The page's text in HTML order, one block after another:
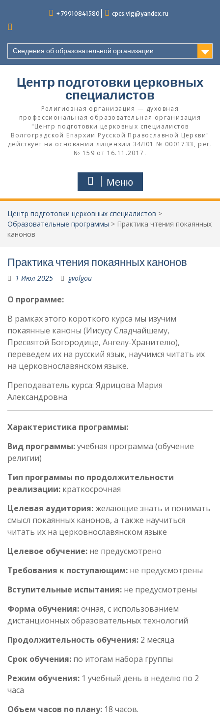
содержимому
+79910841580 cpcs.vlg@yandex.ru
Сведения об образовательной организации
Центр подготовки церковных
специалистов
Религиозная организация — духовная
профессиональная образовательная организация
"Центр подготовки церковных специалистов
Волгоградской Eпархии Русской Православной Церкви"
действует на основании лицензии 34Л01 № 0001733, рег.
№ 159 от 16.11.2017.
Меню
Центр подготовки церковных специалистов >
Образовательные программы > Практика чтения покаянных
канонов
Практика чтения покаянных канонов
1 Июл 2025 gvolgou
О программе:
В рамках этого короткого курса мы изучим
покаянные каноны (Иисусу Сладчайшему,
Пресвятой Богородице, Ангелу-Хранителю),
переведем их на русский язык, научимся читать их
на церковнославянском языке.
Преподаватель курса: Ядрицова Мария
Александровна
Характеристика программы:
Вид программы:учебная программа (обучение
религии)
Тип программы по продолжительности
реализации: краткосрочная
Целевая аудитория: желающие знать и понимать
смысл покаянных канонов, а также научиться
читать их на церковнославянском языке
Целевое обучение: не предусмотрено
Требования к поступающим: не предусмотрены
Вступительные испытания: не предусмотрены
Форма обучения:очная, с использованием
дистанционных образовательных технологий
Продолжительность обучения: 2 месяца
Срок обучения: по итогам набора группы
Режим обучения: 1 учебный день в неделю по 2
часа
Объем часов по плану: 18 часов.